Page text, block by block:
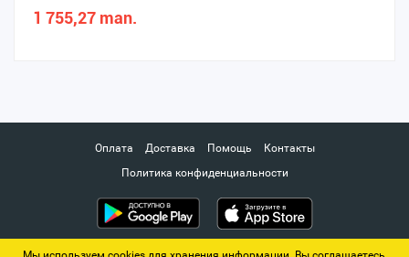
1 755,27 man.
Оплата Доставка Помощь
Контакты
Политика конфиденциальности